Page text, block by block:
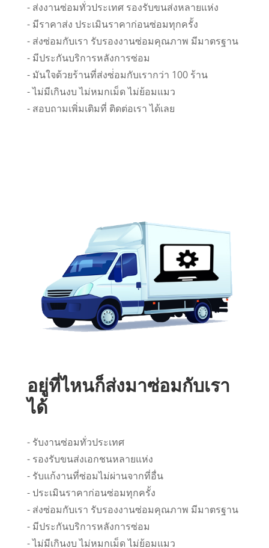
- ส่งงานซ่อมทั่วประเทศ รองรับขนส่งหลายแห่ง
- มีราคาส่ง ประเมินราคาก่อนซ่อมทุกครั้ง
- ส่งซ่อมกับเรา รับรองงานซ่อมคุณภาพ มีมาตรฐาน
- มีประกันบริการหลังการซ่อม
- มันใจด้วยร้านที่ส่งซ่่อมกับเรากว่า 100 ร้าน
- ไม่มีเกินงบ ไม่หมกเม็ด ไม่ย้อมแมว
- สอบถามเพิ่มเติมที่ ติดต่อเรา ได้เลย
อยู่ที่ไหนก็ส่งมาซ่อมกับเรา
ได้
- รับงานซ่อมทั่วประเทศ
- รองรับขนส่งเอกชนหลายแห่ง
- รับแก้งานที่ซ่อมไม่ผ่านจากที่อื่น
- ประเมินราคาก่อนซ่อมทุกครั้ง
- ส่งซ่อมกับเรา รับรองงานซ่อมคุณภาพ มีมาตรฐาน
- มีประกันบริการหลังการซ่อม
- ไม่มีเกินงบ ไม่หมกเม็ด ไม่ย้อมแมว